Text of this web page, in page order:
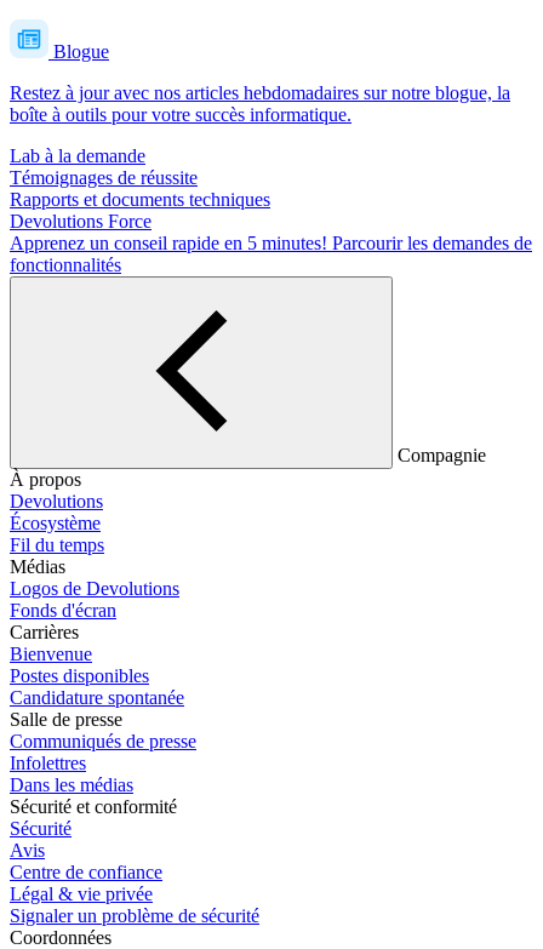
Blogue
Restez à jour avec nos articles hebdomadaires sur notre blogue, la
boîte à outils pour votre succès informatique.
Lab à la demande
Témoignages de réussite
Rapports et documents techniques
Devolutions Force
Apprenez un conseil rapide en 5 minutes! Parcourir les demandes de
fonctionnalités
Compagnie
À propos
Devolutions
Écosystème
Fil du temps
Médias
Logos de Devolutions
Fonds d'écran
Carrières
Bienvenue
Postes disponibles
Candidature spontanée
Salle de presse
Communiqués de presse
Infolettres
Dans les médias
Sécurité et conformité
Sécurité
Avis
Centre de confiance
Légal & vie privée
Signaler un problème de sécurité
Coordonnées